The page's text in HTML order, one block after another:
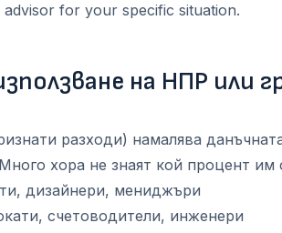
for your specific situation.
на НПР или
разходи) намалява
хора не знаят кой процент им
дизайнери, мениджъри
счетоводители, инженери